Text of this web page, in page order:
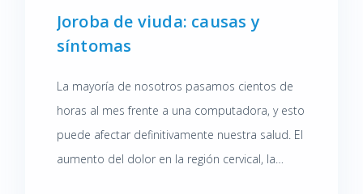
Joroba de viuda: causas y
síntomas
La mayoría de nosotros pasamos cientos de
horas al mes frente a una computadora, y esto
puede afectar definitivamente nuestra salud. El
aumento del dolor en la región cervical, la